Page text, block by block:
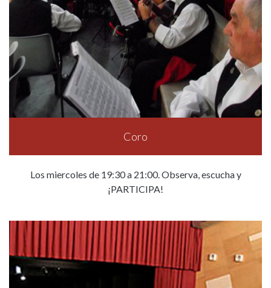
Coro
Los miercoles de 19:30 a 21:00. Observa, escucha y
¡PARTICIPA!